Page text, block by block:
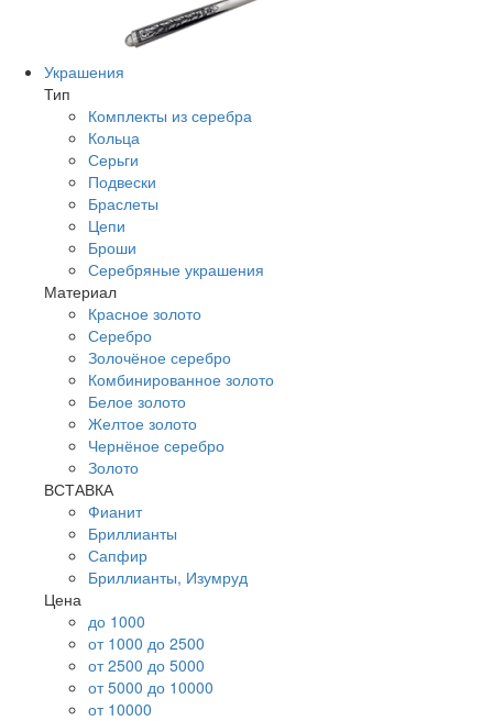
Украшения
Тип
Комплекты из серебра
Кольца
Серьги
Подвески
Браслеты
Цепи
Броши
Серебряные украшения
Материал
Красное золото
Серебро
Золочёное серебро
Комбинированное золото
Белое золото
Желтое золото
Чернёное серебро
Золото
ВСТАВКА
Фианит
Бриллианты
Сапфир
Бриллианты, Изумруд
Цена
до 1000
от 1000 до 2500
от 2500 до 5000
от 5000 до 10000
от 10000